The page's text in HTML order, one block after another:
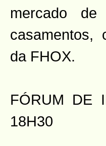
mercado
casamentos,
da FHOX.
FÓRUM DE
18H30